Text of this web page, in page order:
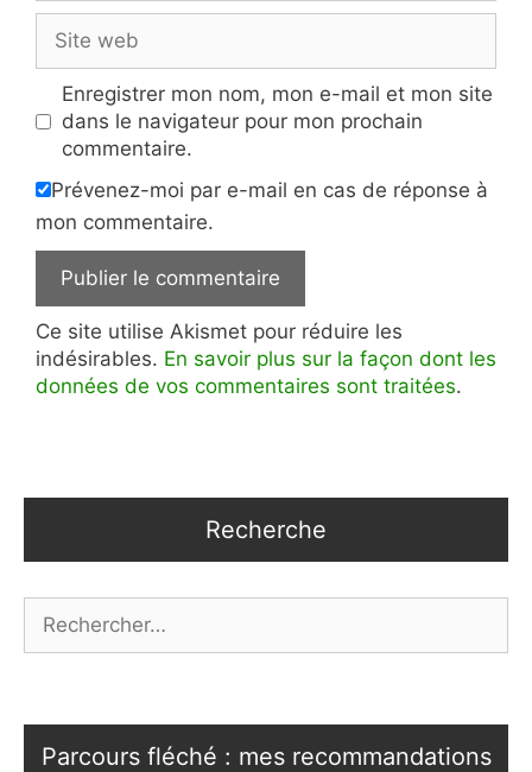
web
Enregistrer mon nom, mon e-mail et mon site
dans le navigateur pour mon prochain
commentaire.
Prévenez-moi par e-mail en cas de réponse à
mon commentaire.
Ce site utilise Akismet pour réduire les
indésirables. En savoir plus sur la façon dont les
données de vos commentaires sont traitées.
Recherche
Parcours fléché : mes recommandations